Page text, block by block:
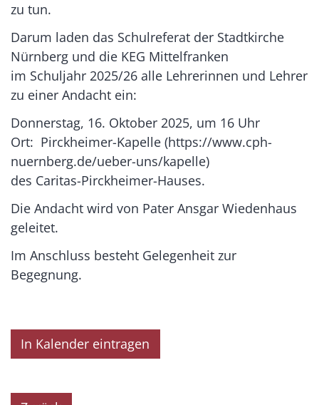
zu tun.
Darum laden das Schulreferat der Stadtkirche
Nürnberg und die KEG Mittelfranken
im Schuljahr 2025/26 alle Lehrerinnen und Lehrer
zu einer Andacht ein:
Donnerstag, 16. Oktober 2025, um 16 Uhr
Ort: Pirckheimer-Kapelle (https://www.cph-
nuernberg.de/ueber-uns/kapelle)
des Caritas-Pirckheimer-Hauses.
Die Andacht wird von Pater Ansgar Wiedenhaus
geleitet.
Im Anschluss besteht Gelegenheit zur
Begegnung.
In Kalender eintragen